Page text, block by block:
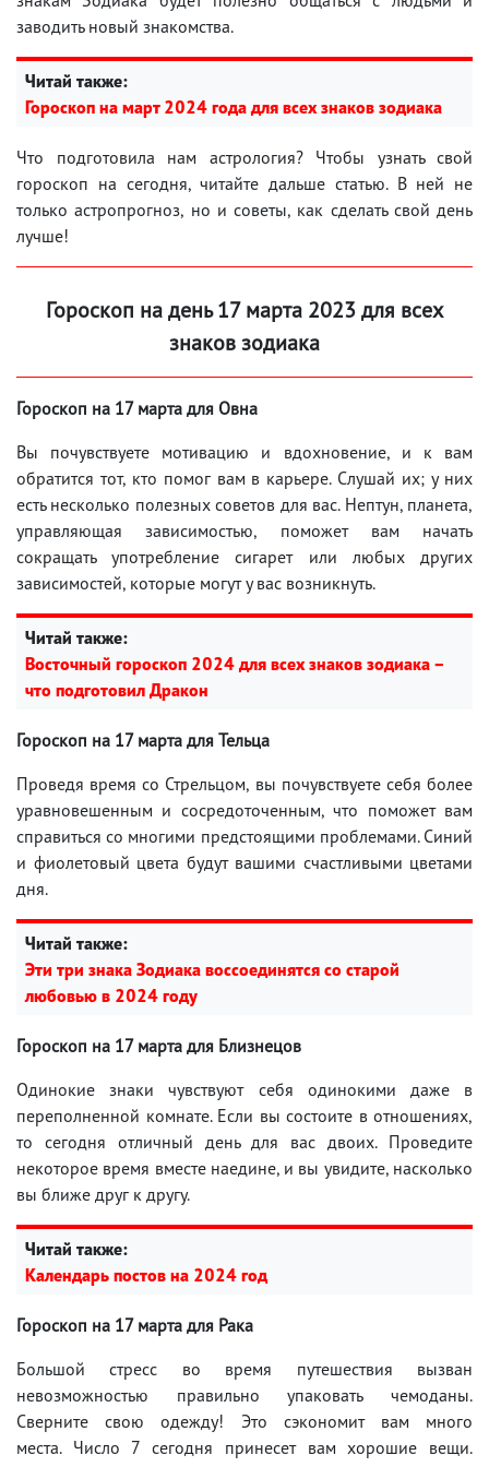
заводить новый знакомства.
Читай также:
Гороскоп на март 2024 года для всех знаков зодиака
Что подготовила нам астрология? Чтобы узнать свой
гороскоп на сегодня, читайте дальше статью. В ней не
только астропрогноз, но и советы, как сделать свой день
лучше!
Гороскоп на день 17 марта 2023 для всех
знаков зодиака
Гороскоп на 17 марта для Овна
Вы почувствуете мотивацию и вдохновение, и к вам
обратится тот, кто помог вам в карьере. Слушай их; у них
есть несколько полезных советов для вас. Нептун, планета,
управляющая зависимостью, поможет вам начать
сокращать употребление сигарет или любых других
зависимостей, которые могут у вас возникнуть.
Читай также:
Восточный гороскоп 2024 для всех знаков зодиака –
что подготовил Дракон
Гороскоп на 17 марта для Тельца
Проведя время со Стрельцом, вы почувствуете себя более
уравновешенным и сосредоточенным, что поможет вам
справиться со многими предстоящими проблемами. Синий
и фиолетовый цвета будут вашими счастливыми цветами
дня.
Читай также:
Эти три знака Зодиака воссоединятся со старой
любовью в 2024 году
Гороскоп на 17 марта для Близнецов
Одинокие знаки чувствуют себя одинокими даже в
переполненной комнате. Если вы состоите в отношениях,
то сегодня отличный день для вас двоих. Проведите
некоторое время вместе наедине, и вы увидите, насколько
вы ближе друг к другу.
Читай также:
Календарь постов на 2024 год
Гороскоп на 17 марта для Рака
Большой стресс во время путешествия вызван
невозможностью правильно упаковать чемоданы.
Сверните свою одежду! Это сэкономит вам много
места. Число 7 сегодня принесет вам хорошие вещи.